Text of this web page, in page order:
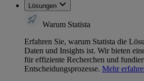
Lösungen
Warum Statista
Erfahren Sie, warum Statista die
Daten und Insights ist. Wir bieten
für effiziente Recherchen und
Entscheidungsprozesse. Mehr